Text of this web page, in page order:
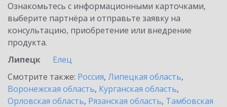
Ознакомьтесь с информационными карточками,
выберите партнёра и отправьте заявку на
консультацию, приобретение или внедрение
продукта.
Липецк
Елец
Смотрите также: Россия, Липецкая область,
Воронежская область, Курганская область,
Орловская область, Рязанская область, Тамбовская